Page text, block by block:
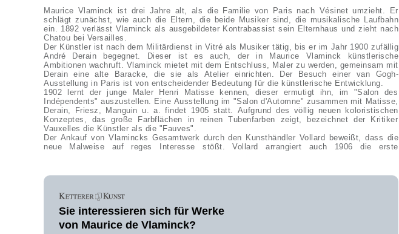
Maurice Vlaminck ist drei Jahre alt, als die Familie von Paris nach Vésinet umzieht. Er
schlägt zunächst, wie auch die Eltern, die beide Musiker sind, die musikalische Laufbahn
ein. 1892 verlässt Vlaminck als ausgebildeter Kontrabassist sein Elternhaus und zieht nach
Chatou bei Versailles.
Der Künstler ist nach dem Militärdienst in Vitré als Musiker tätig, bis er im Jahr 1900 zufällig
André Derain begegnet. Dieser ist es auch, der in Maurice Vlaminck künstlerische
Ambitionen wachruft. Vlaminck mietet mit dem Entschluss, Maler zu werden, gemeinsam mit
Derain eine alte Baracke, die sie als Atelier einrichten. Der Besuch einer van Gogh-
Ausstellung in Paris ist von entscheidender Bedeutung für die künstlerische Entwicklung.
1902 lernt der junge Maler Henri Matisse kennen, dieser ermutigt ihn, im "Salon des
Indépendents" auszustellen. Eine Ausstellung im "Salon d'Automne" zusammen mit Matisse,
Derain, Friesz, Manguin u. a. findet 1905 statt. Aufgrund des völlig neuen koloristischen
Konzeptes, das große Farbflächen in reinen Tubenfarben zeigt, bezeichnet der Kritiker
Vauxelles die Künstler als die "Fauves".
Der Ankauf von Vlamincks Gesamtwerk durch den Kunsthändler Vollard beweißt, dass die
neue Malweise auf reges Interesse stößt. Vollard arrangiert auch 1906 die erste
Sie interessieren sich für Werke
von Maurice de Vlaminck?